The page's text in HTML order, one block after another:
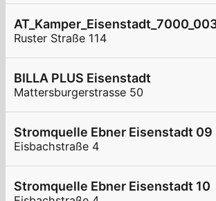
Ruster Straße 114
BILLA PLUS Eisenstadt
Mattersburgerstrasse 50
Stromquelle Ebner Eisenstadt 09
Eisbachstraße 4
Stromquelle Ebner Eisenstadt 10